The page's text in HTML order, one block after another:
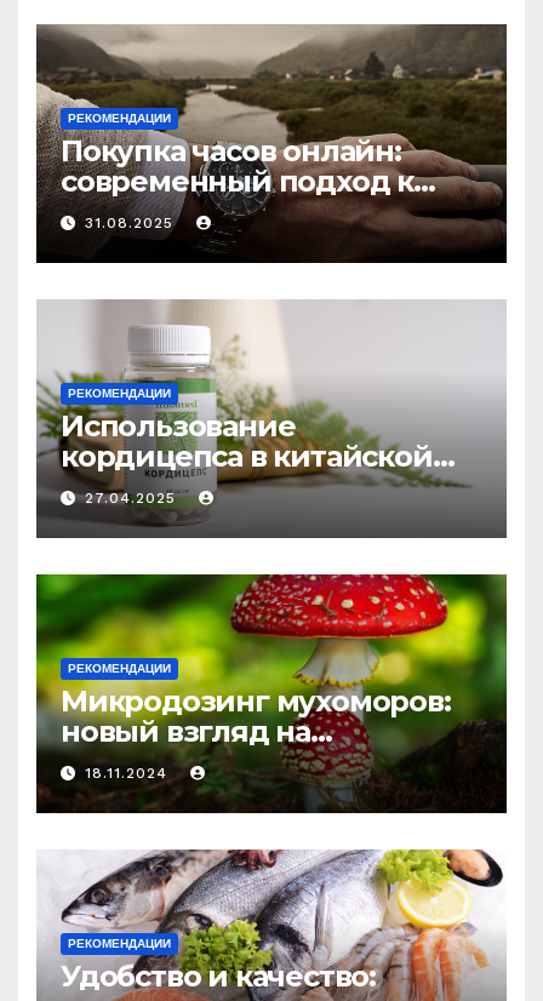
РЕКОМЕНДАЦИИ
Покупка часов онлайн:
современный подход к
выбору аксессуаров
31.08.2025
РЕКОМЕНДАЦИИ
Использование
кордицепса в китайской
медицине: природное
средство против усталости
и истощения
27.04.2025
РЕКОМЕНДАЦИИ
Микродозинг мухоморов:
новый взгляд на
психоделику
18.11.2024
РЕКОМЕНДАЦИИ
Удобство и качество: